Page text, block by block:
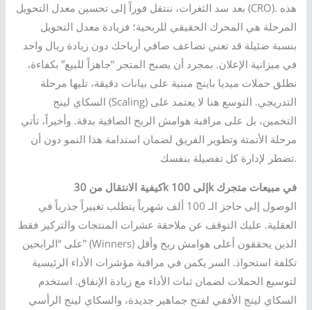
بعد سد الثغرات، ننتقل فوراً إلى تحسين معدل التحويل (CRO). هذه
المرحلة هي المحرك الحقيقي للربحية؛ فزيادة معدل التحويل
بنسبة ضئيلة قد تعني تضاعف صافي أرباحك دون زيادة ريال واحد
في ميزانية الإعلان. بمجرد أن يصبح المتجر “جاهزاً للبيع” بكفاءة،
نطلق حملات ميديا باينج مبنية على بيانات دقيقة، تليها مرحلة
السكاي لينج (Scaling) التدريجي. التوسع هنا لا يعتمد على
التخمين، بل على مراقبة هوامش الربح الصافية بدقة. وأخيراً، تأتي
مرحلة الأتمتة وتطوير الفريق لضمان استدامة هذا النمو دون أن
تضطر لإدارة كل تفصيلة بنفسك.
كيفية الانتقال من 30k إلى 100k في مبيعات متجرك
الوصول إلى حاجز الـ 100 ألف شهرياً يتطلب تغييراً جذرياً في
العقلية. عليك التوقف عن ملاحقة عشرات المنتجات والتركيز فقط
على “الرابحين” (Winners) الذين يحققون أعلى هوامش ربح وأقل
تكلفة استحواذ. السر يكمن في مراقبة مؤشرات الأداء الرئيسية
لتوسيع الحملات لضمان ثبات الأداء مع زيادة الإنفاق. استخدم
السكاي لينج الأفقي لفتح جماهير جديدة، والسكاي لينج الرأسي